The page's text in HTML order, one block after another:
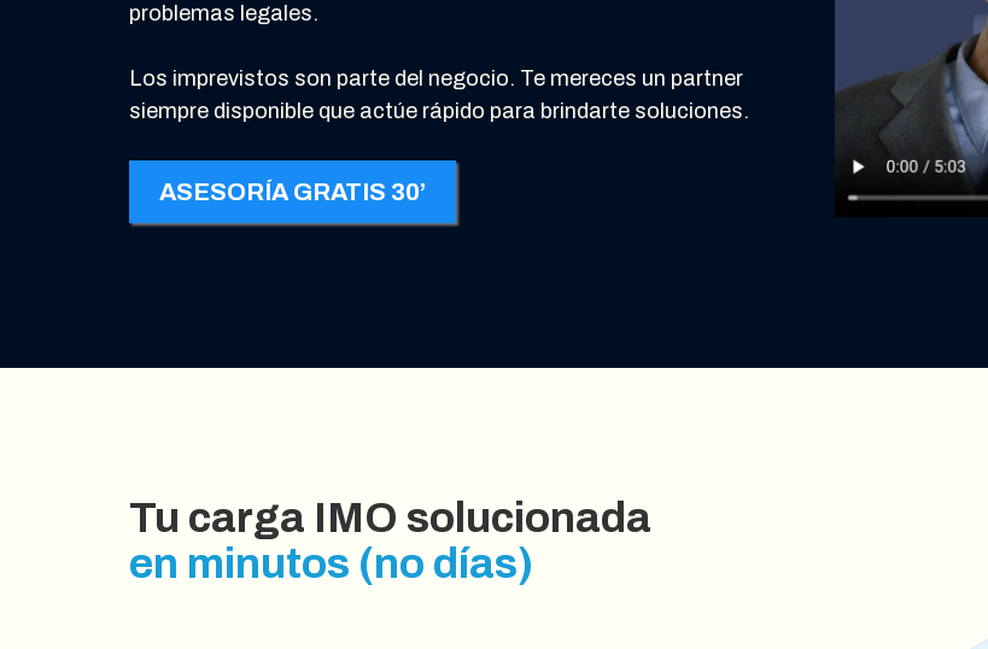
problemas legales.
Los imprevistos son parte del negocio. Te mereces un partner
siempre disponible que actúe rápido para brindarte soluciones.
ASESORÍA GRATIS 30’
Tu carga IMO solucionada
en minutos (no días)